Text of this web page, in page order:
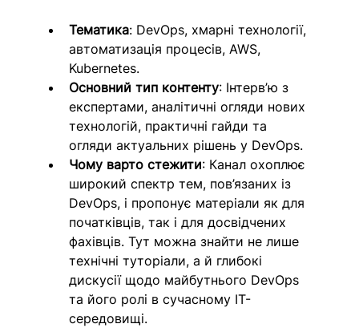
Тематика: DevOps, хмарні технології,
автоматизація процесів, AWS,
Kubernetes.
Основний тип контенту: Інтерв’ю з
експертами, аналітичні огляди нових
технологій, практичні гайди та
огляди актуальних рішень у DevOps.
Чому варто стежити: Канал охоплює
широкий спектр тем, пов’язаних із
DevOps, і пропонує матеріали як для
початківців, так і для досвідчених
фахівців. Тут можна знайти не лише
технічні туторіали, а й глибокі
дискусії щодо майбутнього DevOps
та його ролі в сучасному IT-
середовищі.